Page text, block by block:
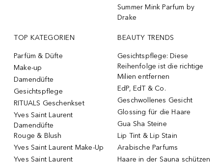
Summer Mink Parfum by
Drake
TOP KATEGORIEN
Parfüm & Düfte
Make-up
Damendüfte
Gesichtspflege
RITUALS Geschenkset
Yves Saint Laurent
Damendüfte
Rouge & Blush
Yves Saint Laurent Make-Up
Yves Saint Laurent
BEAUTY TRENDS
Gesichtspflege: Diese
Reihenfolge ist die richtige
Milien entfernen
EdP, EdT & Co.
Geschwollenes Gesicht
Glossing für die Haare
Gua Sha Steine
Lip Tint & Lip Stain
Arabische Parfums
Haare in der Sauna schützen